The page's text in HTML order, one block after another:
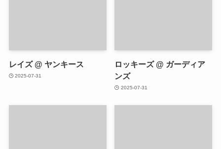
レイズ @ ヤンキース
2025-07-31
ロッキーズ @ ガーディア
ンズ
2025-07-31